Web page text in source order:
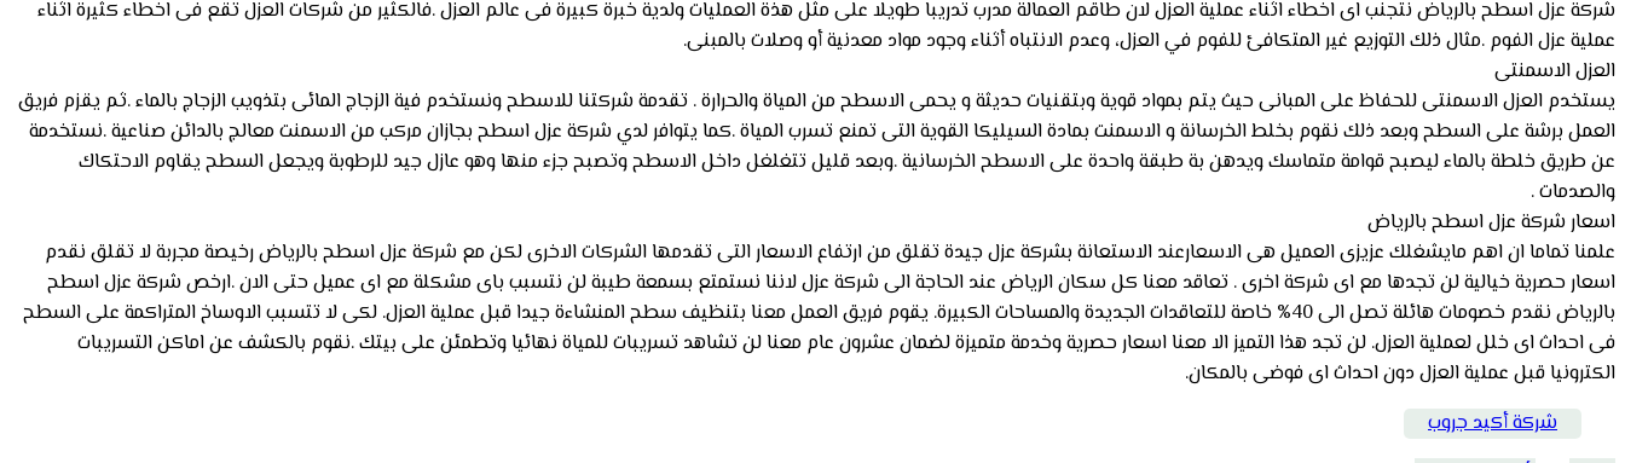
شركة عزل اسطح بالرياض نتجنب اى اخطاء اثناء عملية العزل لان طاقم العمالة مدرب تدريبا طويلا على مثل هذة العمليات ولدية خبرة كبيرة فى عالم العزل .فالكثير من شركات العزل تقع فى اخطاء كثيرة اثناء
عملية عزل الفوم .مثال ذلك التوزيع غير المتكافئ للفوم في العزل، وعدم الانتباه أثناء وجود مواد معدنية أو وصلات بالمبنى.
العزل الاسمنتى
يستخدم العزل الاسمنتى للحفاظ على المبانى حيث يتم بمواد قوية وبتقنيات حديثة و يحمى الاسطح من المياة والحرارة . تقدمة شركتنا للاسطح ونستخدم فية الزجاج المائى بتذويب الزجاج بالماء .ثم يقزم فريق
العمل برشة على السطح وبعد ذلك نقوم بخلط الخرسانة و الاسمنت بمادة السيليكا القوية التى تمنع تسرب المياة .كما يتوافر لدي شركة عزل اسطح بجازان مركب من الاسمنت معالج بالدائن صناعية .نستخدمة
عن طريق خلطة بالماء ليصبح قوامة متماسك ويدهن بة طبقة واحدة على الاسطح الخرسانية .وبعد قليل تتغلغل داخل الاسطح وتصبح جزء منها وهو عازل جيد للرطوبة ويجعل السطح يقاوم الاحتكاك
والصدمات .
اسعار شركة عزل اسطح بالرياض
علمنا تماما ان اهم مايشغلك عزيزى العميل هى الاسعارعند الاستعانة بشركة عزل جيدة تقلق من ارتفاع الاسعار التى تقدمها الشركات الاخرى لكن مع شركة عزل اسطح بالرياض رخيصة مجربة لا تقلق نقدم
اسعار حصرية خيالية لن تجدها مع اى شركة اخرى . تعاقد معنا كل سكان الرياض عند الحاجة الى شركة عزل لاننا نستمتع بسمعة طيبة لن نتسبب باى مشكلة مع اى عميل حتى الان .ارخص شركة عزل اسطح
بالرياض نقدم خصومات هائلة تصل الى 40% خاصة للتعاقدات الجديدة والمساحات الكبيرة. يقوم فريق العمل معنا بتنظيف سطح المنشاءة جيدا قبل عملية العزل. لكى لا تتسبب الاوساخ المتراكمة على السطح
فى احداث اى خلل لعملية العزل. لن تجد هذا التميز الا معنا اسعار حصرية وخدمة متميزة لضمان عشرون عام معنا لن تشاهد تسريبات للمياة نهائيا وتطمئن على بيتك .نقوم بالكشف عن اماكن التسريبات
الكترونيا قبل عملية العزل دون احداث اى فوضى بالمكان.
شركة أكيد جروب